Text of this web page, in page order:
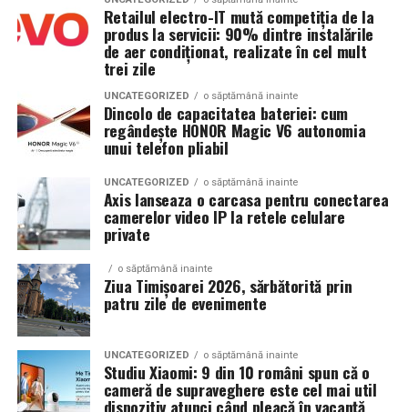
Beneficiul asupra ratelor de sarcină la FIV nu este
demonstrat consistent în studii
Decizia se ia individualizat
ginecologul chirurg și specialistul FIV, luând în
considerare: dimensiunea endometriomului, rezerva
ovariană curentă, istoricul de operații ovariene
anterioare și numărul de cicluri FIV planificate.
Când intervine chirurgia în endometrioza asociată
infertilității?
Indicații clare pentru chirurgie laparoscopică:
Endometrioame ovariene peste4-5 cm
complicații (torsiune, ruptură), accesibilitate dificilă
la puncție, impact asupra calității ovocitelor
Obstrucție tubară cauzată de aderențe sau
endometrioză — chirurgia poate restabili
Climatizare:aer condiționat integrat pentru
menținerea bateriilor la temperatură optimă
Mobilitate:
pe teren accidentat
beneficiarului. La cerere, modelul poate fi extins cu prize
suplimentare, sisteme de iluminat exterior, monitorizare la
distanță și conectivitate GSM.
Gama completă: de la 3 metri la 12 metri
lungime container
Modelul livrat către beneficiar reprezintă varianta de intrare a
gamei UZINEX. Producătorul oferăcentrale fotovoltaice
mobileîn configurații adaptate volumului de consum al fiecărui
Retailul electro-IT mută competiția de la
produs la servicii: 90% dintre instalările
de aer condiționat, realizate în cel mult
trei zile
UNCATEGORIZED o săptămână inainte
Dincolo de capacitatea bateriei: cum
regândește HONOR Magic V6 autonomia
unui telefon pliabil
UNCATEGORIZED o săptămână inainte
Axis lanseaza o carcasa pentru conectarea
camerelor video IP la retele celulare
private
o săptămână inainte
Ziua Timișoarei 2026, sărbătorită prin
patru zile de evenimente
UNCATEGORIZED o săptămână inainte
Studiu Xiaomi: 9 din 10 români spun că o
cameră de supraveghere este cel mai util
dispozitiv atunci când pleacă în vacanță